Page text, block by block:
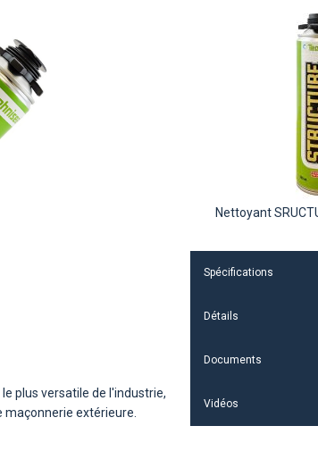
plus versatile de l'industrie,
extérieure.
Nettoyant
Spécifications
Détails
Documents
Vidéos